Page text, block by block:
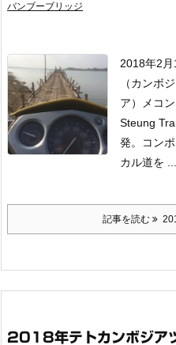
バンブーブリッジ
2018年2
（カンボ
ア）メコ
Steung
発。コン
カル道を ...
記事を読む
2018年テトカンボジア